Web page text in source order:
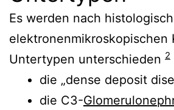
Es werden nach
elektronenmikroskopischen
Untertypen unterschieden 2
die „dense deposit
die C3-